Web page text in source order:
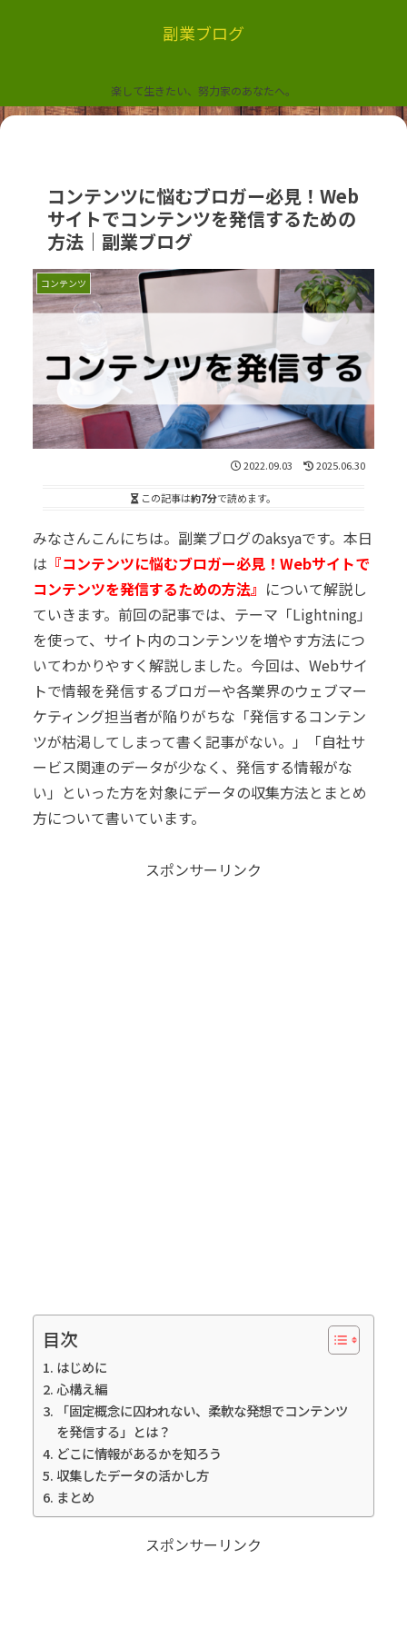
副業ブログ
楽して生きたい、努力家のあなたへ。
コンテンツに悩むブロガー必見！Web
サイトでコンテンツを発信するための
方法｜副業ブログ
コンテンツ
2022.09.03 2025.06.30
この記事は約7分で読めます。
みなさんこんにちは。副業ブログのaksyaです。本日
は 『コンテンツに悩むブロガー必見！Webサイトで
コンテンツを発信するための方法』 について解説し
ていきます。前回の記事では、テーマ「Lightning」
を使って、サイト内のコンテンツを増やす方法につ
いてわかりやすく解説しました。今回は、Webサイ
トで情報を発信するブロガーや各業界のウェブマー
ケティング担当者が陥りがちな「発信するコンテン
ツが枯渇してしまって書く記事がない。」「自社サ
ービス関連のデータが少なく、発信する情報がな
い」といった方を対象にデータの収集方法とまとめ
方について書いています。
スポンサーリンク
目次
はじめに
心構え編
「固定概念に囚われない、柔軟な発想でコンテンツ
を発信する」とは？
どこに情報があるかを知ろう
収集したデータの活かし方
まとめ
スポンサーリンク